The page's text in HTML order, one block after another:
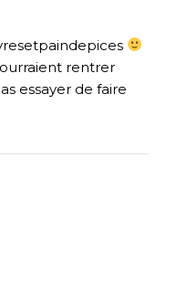
rentrer
essayer de faire